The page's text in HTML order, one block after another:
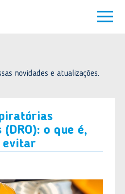
novidades e atualizações.
o que é,
evitar